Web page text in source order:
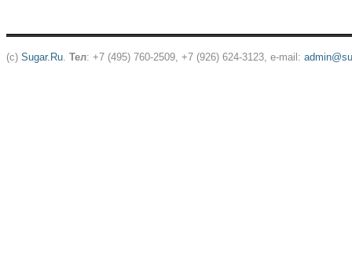
(c) Sugar.Ru. Тел: +7 (495) 760-2509, +7 (926) 624-3123, e-mail: